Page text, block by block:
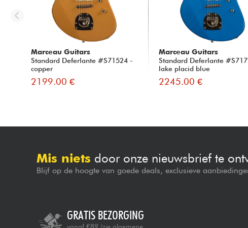
Marceau Guitars
Standard Deferlante #S71524 -
copper
2199.00 €
Marceau Guitars
Standard Deferlante
lake placid blue
2245.00 €
Mis niets door onze nieuwsbrief te
Blijf op de hoogte van goede deals, exclusieve
GRATIS BEZORGING
vanaf €89 (zie algemene